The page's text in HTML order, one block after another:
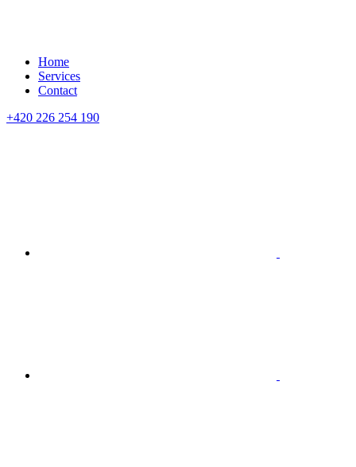
Home
Services
Contact
+420 226 254 190